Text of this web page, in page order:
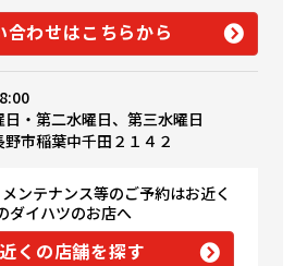
合わせはこちらから
日・第二水曜日、第三水曜日
市稲葉中千田２１４２
ンテナンス等のご予約はお近く
ダイハツのお店へ
くの店舗を探す